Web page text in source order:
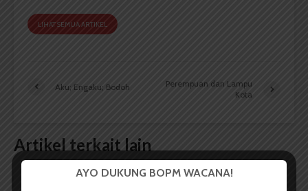
LIHAT SEMUA ARTIKEL
Aku; Engaku; Bodoh
Perempuan dan Lampu
Kota
Artikel terkait lain
AYO DUKUNG BOPM WACANA!